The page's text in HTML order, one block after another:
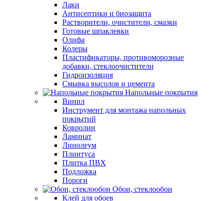
Лаки
Антисептики и биозащита
Растворители, очистители, смазки
Готовые шпаклевки
Олифа
Колеры
Пластификаторы, противоморозные
добавки, стеклоочистители
Гидроизоляция
Смывка высолов и цемента
Напольные покрытия
Винил
Инструмент для монтажа напольных
покрытий
Ковролин
Ламинат
Линолеум
Плинтуса
Плитка ПВХ
Подложка
Пороги
Обои, стеклообои
Клей для обоев